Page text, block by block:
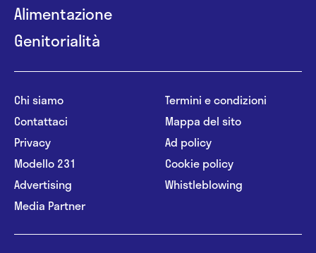
Alimentazione
Genitorialità
Chi siamo
Contattaci
Privacy
Modello 231
Advertising
Media Partner
Termini e condizioni
Mappa del sito
Ad policy
Cookie policy
Whistleblowing